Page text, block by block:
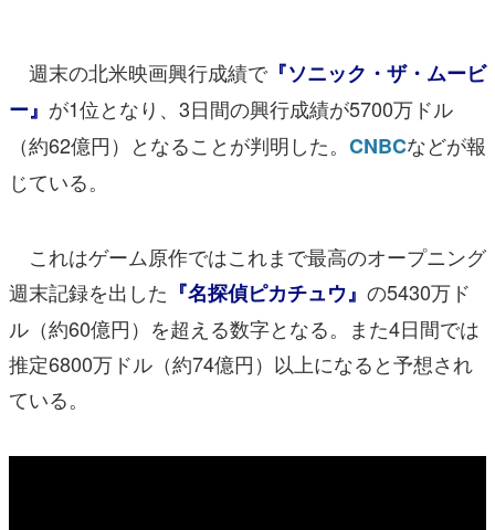
アプリレビュー
その他
電ファミニコゲーマーとは？
週末の北米映画興行成績で『ソニック・ザ・ムービ
ー』 が1位となり、3日間の興行成績が5700万ドル
（約62億円）となることが判明した。 CNBCなどが報
じている。
これはゲーム原作ではこれまで最高のオープニング
週末記録を出した 『名探偵ピカチュウ』 の5430万ド
ル（約60億円）を超える数字となる。また4日間では
推定6800万ドル（約74億円）以上になると予想され
ている。